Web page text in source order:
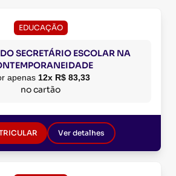
EDUCAÇÃO
SECRETÁRIO ESCOLAR NA
apenas 12x R$ 83,33
no cartão
Ver detalhes